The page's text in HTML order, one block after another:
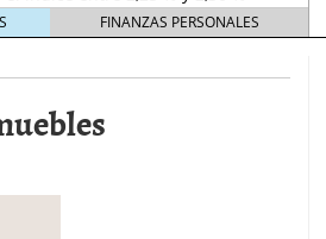
inmobiliario
FINANZAS PERSONALES